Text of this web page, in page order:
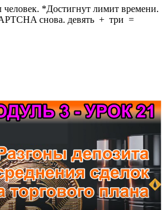
*Достигнут лимит времени.
снова. девять + три =